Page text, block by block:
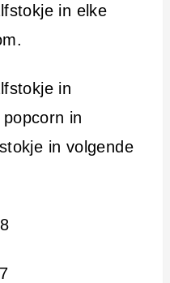
in elke
in
in
in volgende